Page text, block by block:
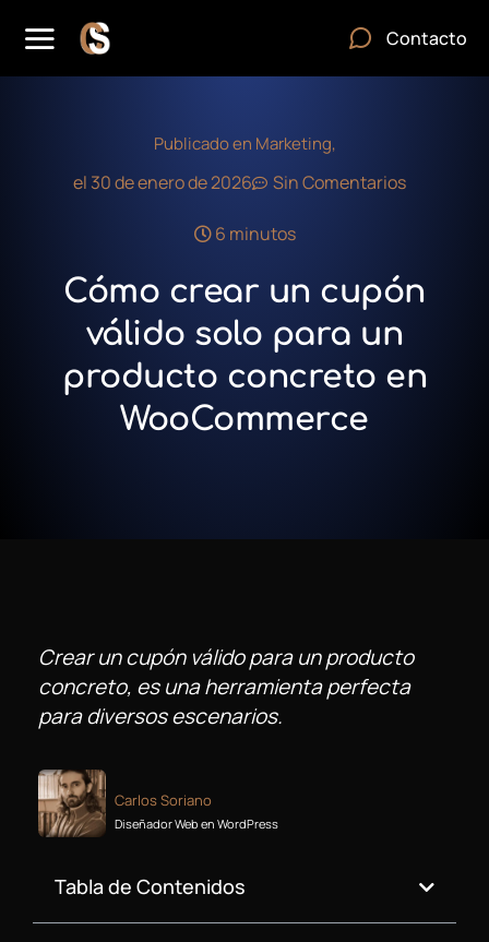
Contacto
Publicado en Marketing,
el 30 de enero de 2026 Sin Comentarios
6 minutos
Cómo crear un cupón
válido solo para un
producto concreto en
WooCommerce
Crear un cupón válido para un producto
concreto, es una herramienta perfecta
para diversos escenarios.
Carlos Soriano
Diseñador Web en WordPress
Tabla de Contenidos